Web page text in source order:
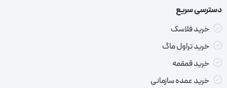
دسترسی سریع
خرید فلاسک
خرید تراول ماگ
خرید قمقمه
خرید عمده سازمانی